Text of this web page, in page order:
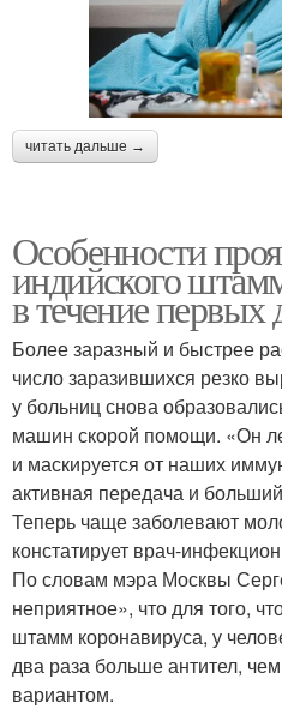
читать дальше →
Особенности
индийского
в течение первых
Более заразный и быстрее
число заразившихся резко
у больниц снова
машин скорой помощи. «Он
и маскируется от наших
активная передача и
Теперь чаще заболевают
констатирует врач-
По словам мэра Москвы
неприятное», что для того,
штамм коронавируса, у
два раза больше антител,
вариантом.